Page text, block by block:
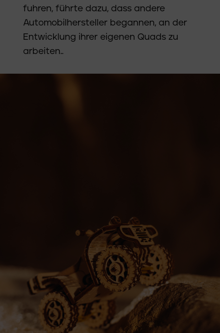
fuhren, führte dazu, dass andere
Automobilhersteller begannen, an der
Entwicklung ihrer eigenen Quads zu
arbeiten..